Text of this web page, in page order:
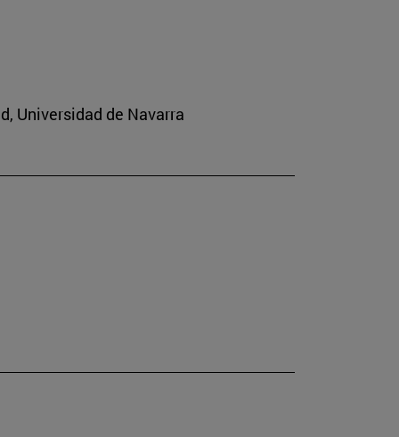
Universidad de Navarra